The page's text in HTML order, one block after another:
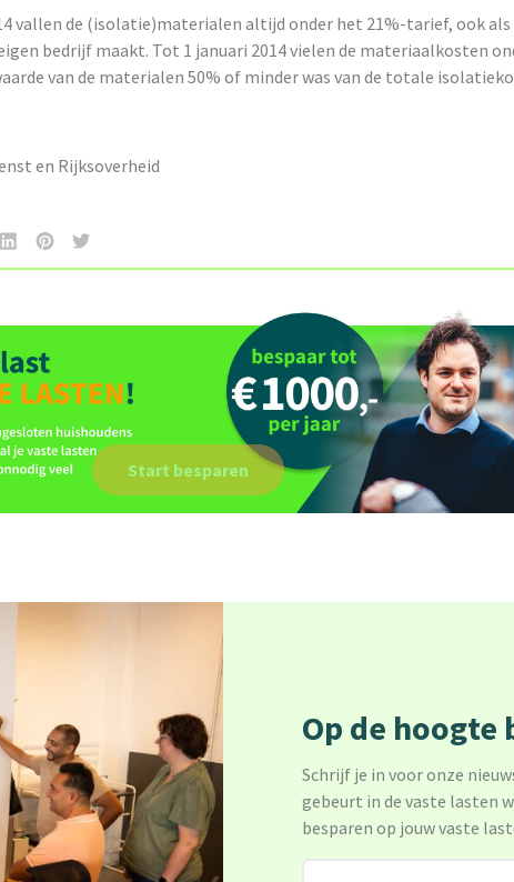
vallen de (isolatie)materialen altijd onder het 21%-tarief, ook als
bedrijf maakt. Tot 1 januari 2014 vielen de materiaalkosten
van de materialen 50% of minder was van de totale
en Rijksoverheid
Start besparen
Op de hoogte
Schrijf je in voor onze
gebeurt in de vaste lasten
besparen op jouw vaste